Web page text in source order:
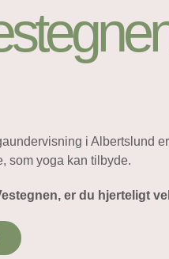
i Albertslund
som yoga kan tilbyde.
er du hjerteligt